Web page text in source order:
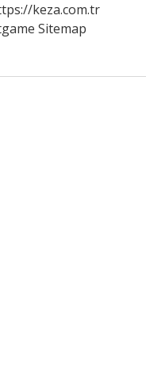
keza.com.tr
Sitemap